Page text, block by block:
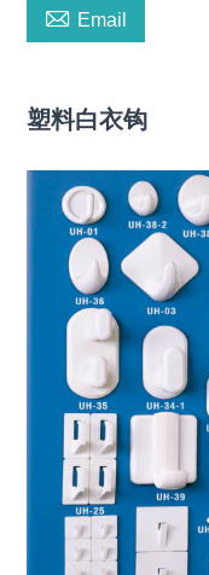
 Email
塑料白衣钩